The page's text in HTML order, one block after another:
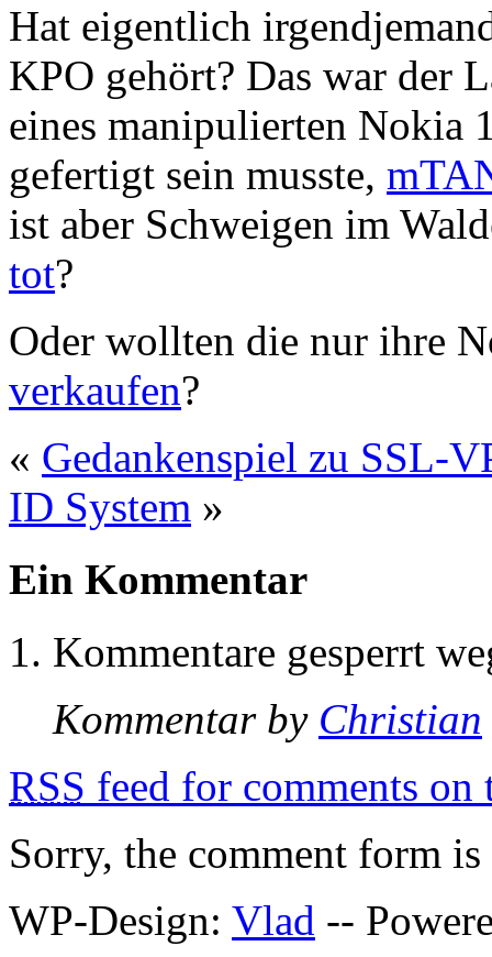
Hat eigentlich
KPO gehört? Das war der
eines manipulierten Nokia
gefertigt sein musste,
ist aber Schweigen im
tot?
Oder wollten die nur ihre
verkaufen?
« Gedankenspiel zu SSL-
ID System »
Ein Kommentar
Kommentare gesperrt
Kommentar by Christian
RSS feed for comments on
Sorry, the comment form
WP-Design: Vlad --